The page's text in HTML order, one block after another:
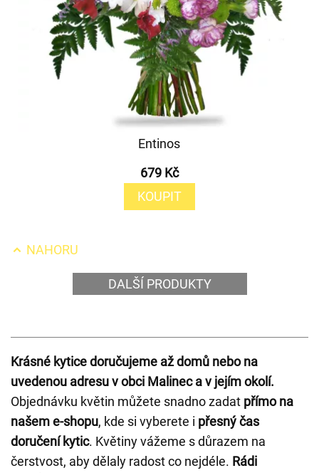
Entinos
679 Kč
KOUPIT
NAHORU
DALŠÍ PRODUKTY
Krásné kytice doručujeme až domů nebo na
uvedenou adresu v obci Malinec a v jejím okolí.
Objednávku květin můžete snadno zadat přímo na
našem e-shopu, kde si vyberete i přesný čas
doručení kytic. Květiny vážeme s důrazem na
čerstvost, aby dělaly radost co nejdéle. Rádi